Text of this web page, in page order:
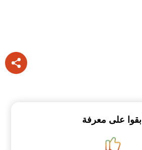
ابقوا على معرفة